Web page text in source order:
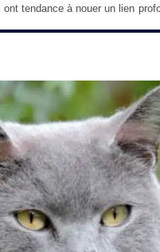
tendance à nouer un lien